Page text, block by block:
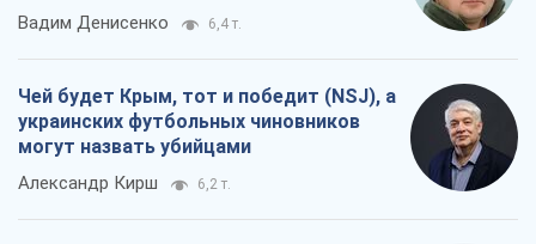
Вадим Денисенко 6,4 т.
Чей будет Крым, тот и победит (NSJ), а
украинских футбольных чиновников
могут назвать убийцами
Александр Кирш 6,2 т.